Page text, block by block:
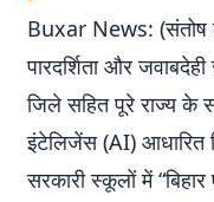
Buxar News: (संतोष
पारदर्शिता और
जिले सहित पूरे राज्य के
इंटेलिजेंस (AI) आधारित
सरकारी स्कूलों में